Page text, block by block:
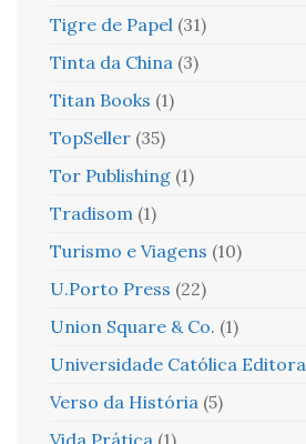
Tigre de Papel (31)
Tinta da China (3)
Titan Books (1)
TopSeller (35)
Tor Publishing (1)
Tradisom (1)
Turismo e Viagens (10)
U.Porto Press (22)
Union Square & Co. (1)
Universidade Católica Editora
Verso da História (5)
Vida Prática (1)